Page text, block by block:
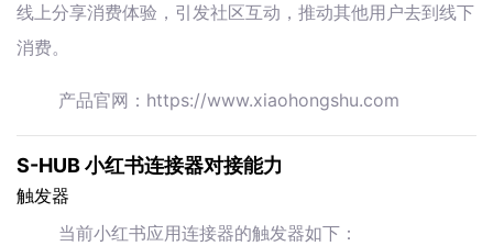
线上分享消费体验，引发社区互动，推动其他用户去到线下
消费。
产品官网：https://www.xiaohongshu.com
S-HUB 小红书连接器对接能力
触发器
当前小红书应用连接器的触发器如下：